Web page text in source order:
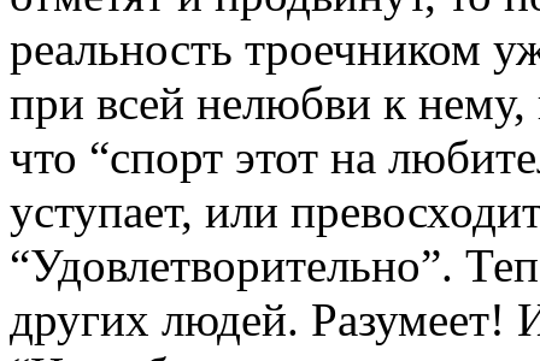
реальность троечником
при всей нелюбви к нему,
что “спорт этот на
уступает, или
“Удовлетворительно”.
других людей. Разумеет!